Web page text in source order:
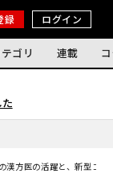
録 ログイン
ゴリ 連載
漢方医の活躍と、新型コ